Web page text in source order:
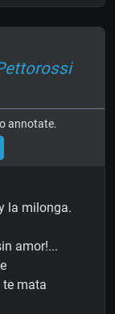
annotate.
la milonga.
amor!...
te mata